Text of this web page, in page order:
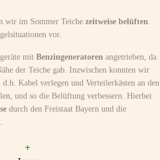
wir im Sommer Teiche zeitweise belüften.
vor.
mit Benzingeneratoren angetrieben, da
der Teiche gab. Inzwischen konnten wir
d.h. Kabel verlegen und Verteilerkästen an den
und so die Belüftung verbessern. Hierbei
durch den Freistaat Bayern und die
.
+